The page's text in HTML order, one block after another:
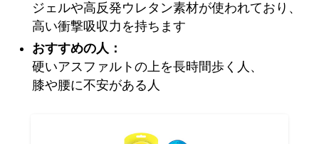
ジェルや高反発ウレタン素材が使われており、
高い衝撃吸収力を持ちます
おすすめの人：
硬いアスファルトの上を長時間歩く人、
膝や腰に不安がある人